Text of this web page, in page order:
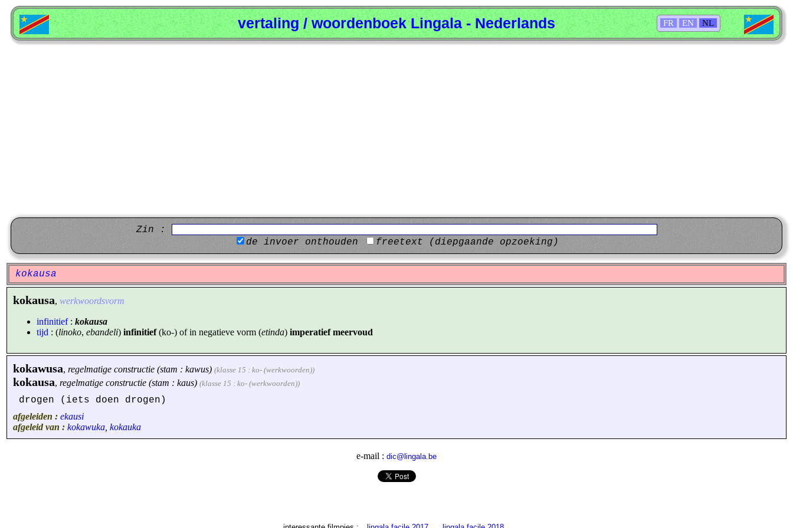
FR EN NL
vertaling / woordenboek Lingala - Nederlands
Zin :
de invoer onthouden
freetext (diepgaande opzoeking)
kokausa
kokausa, werkwoordsvorm
infinitief: kokausa
tijd : (linoko, ebandeli) infinitief(ko-) of in negatieve vorm (etinda) imperatief meervoud
kokawusa, regelmatige constructie (stam : kawus) (klasse 15 : ko- (werkwoorden))
kokausa, regelmatige constructie (stam : kaus) (klasse 15 : ko- (werkwoorden))
drogen (iets doen drogen)
afgeleiden : ekausi
afgeleid van : kokawuka kokauka
e-mail : dic@lingala.be